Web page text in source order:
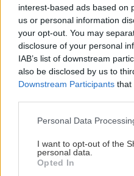
interest-based ads based on
us or personal information
your opt-out. You may
disclosure of your personal
IAB’s list of downstream
also be disclosed by us to
Downstream Participants that
Please note that this
not limited to your visit or
grant or deny consent to
use your data for below
Personal Data
I want to opt-out of the
personal data.
Opted In